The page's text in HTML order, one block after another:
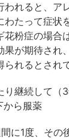
われると、ア
わたって症状
花粉症の場合
果が期待され
れるとされ
り継続して（3
から服薬
に1度、その